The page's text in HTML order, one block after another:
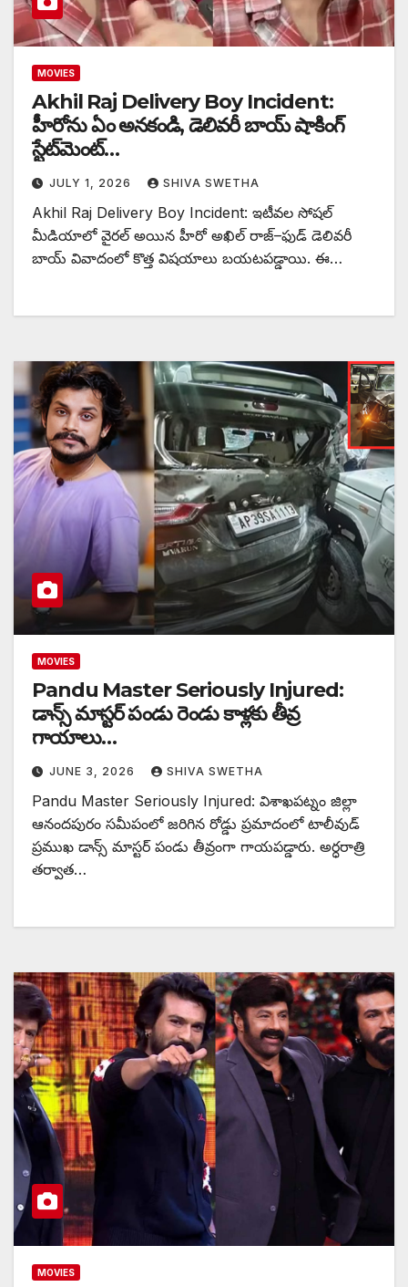
MOVIES
Akhil Raj Delivery Boy Incident:
హీరోను ఏం అనకండి, డెలివరీ బాయ్ షాకింగ్
స్టేట్‌మెంట్…
JULY 1, 2026 SHIVA SWETHA
Akhil Raj Delivery Boy Incident: ఇటీవల సోషల్
మీడియాలో వైరల్ అయిన హీరో అఖిల్ రాజ్–ఫుడ్ డెలివరీ
బాయ్ వివాదంలో కొత్త విషయాలు బయటపడ్డాయి. ఈ…
MOVIES
Pandu Master Seriously Injured:
డాన్స్ మాస్టర్ పండు రెండు కాళ్లకు తీవ్ర
గాయాలు…
JUNE 3, 2026 SHIVA SWETHA
Pandu Master Seriously Injured: విశాఖపట్నం జిల్లా
ఆనందపురం సమీపంలో జరిగిన రోడ్డు ప్రమాదంలో టాలీవుడ్
ప్రముఖ డాన్స్ మాస్టర్ పండు తీవ్రంగా గాయపడ్డారు. అర్ధరాత్రి
తర్వాత…
MOVIES